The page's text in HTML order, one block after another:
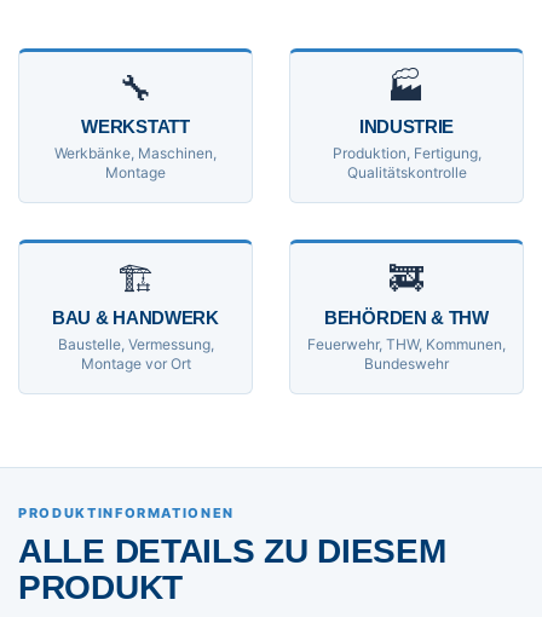
🔧
WERKSTATT
Werkbänke, Maschinen,
Montage
🏭
INDUSTRIE
Produktion, Fertigung,
Qualitätskontrolle
🏗
BAU & HANDWERK
Baustelle, Vermessung,
Montage vor Ort
🚒
BEHÖRDEN & THW
Feuerwehr, THW, Kommunen,
Bundeswehr
PRODUKTINFORMATIONEN
ALLE DETAILS ZU DIESEM
PRODUKT